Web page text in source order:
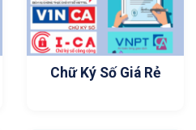
Chữ Ký Số Giá Rẻ